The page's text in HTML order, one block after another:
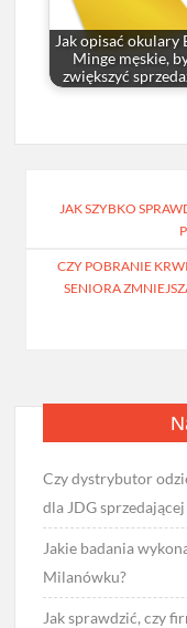
Jak opisać okulary
Minge męskie,
zwiększyć
wpisu
JAK SZYBKO
CZY POBRANIE
SENIORA
Czy dystrybutor
dla JDG
Jakie badania
Milanówku?
Jak sprawdzić, czy